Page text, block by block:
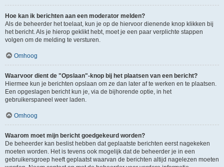
Hoe kan ik berichten aan een moderator melden?
Als de beheerder het toelaat, kun je op de hiervoor dienende knop klikken bij
het bericht. Als je hierop geklikt hebt, moet je een paar verplichte stappen
volgen om de melding te versturen.
Omhoog
Waarvoor dient de "Opslaan"-knop bij het plaatsen van een bericht?
Hiermee kun je berichten opslaan om ze dan later af te werken en te plaatsen.
Een opgeslagen bericht kun je, via de bijhorende optie, in het
gebruikerspaneel weer laden.
Omhoog
Waarom moet mijn bericht goedgekeurd worden?
De beheerder kan beslist hebben dat geplaatste berichten eerst nagekeken
moeten worden. Het is tevens ook mogelijk dat de beheerder je in een
gebruikersgroep heeft geplaatst waarvan de berichten altijd nagelezen moeten